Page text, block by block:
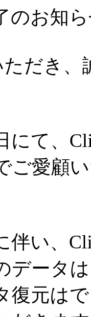
のお知
だき
にて、
ご愛顧
伴い、
データ
復元は